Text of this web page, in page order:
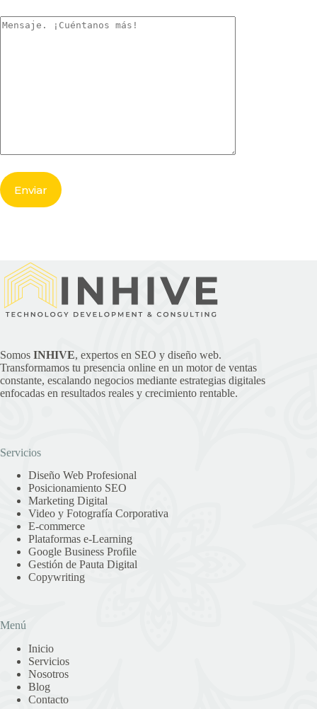
Somos INHIVE, expertos en SEO y diseño web.
Transformamos tu presencia online en un motor de ventas
constante, escalando negocios mediante estrategias digitales
enfocadas en resultados reales y crecimiento rentable.
Servicios
Diseño Web Profesional
Posicionamiento SEO
Marketing Digital
Video y Fotografía Corporativa
E-commerce
Plataformas e-Learning
Google Business Profile
Gestión de Pauta Digital
Copywriting
Menú
Inicio
Servicios
Nosotros
Blog
Contacto